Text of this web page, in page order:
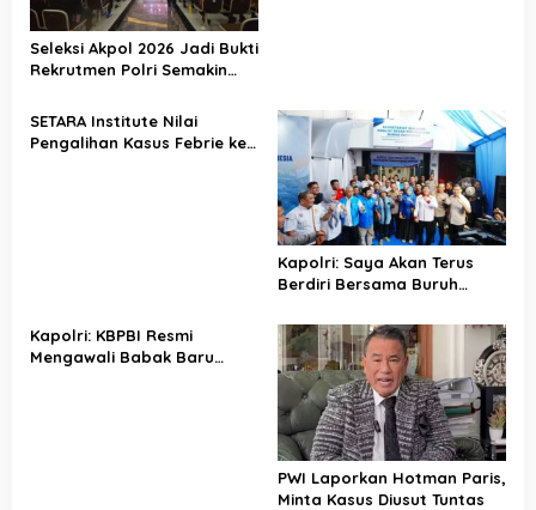
Seleksi Akpol 2026 Jadi Bukti
Rekrutmen Polri Semakin
SETARA Institute Nilai
Pengalihan Kasus Febrie ke
Kapolri: Saya Akan Terus
Berdiri Bersama Buruh
Kapolri: KBPBI Resmi
Mengawali Babak Baru
PWI Laporkan Hotman Paris,
Minta Kasus Diusut Tuntas